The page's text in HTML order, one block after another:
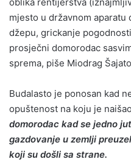
mjesto u državnom aparatu
džepu, grickanje
prosječni domorodac
sprema, piše Miodrag
Budalasto je ponosan kad
opuštenost na koju je
domorodac kad se jedno
gazdovanje u zemlji
koji su došli sa strane.